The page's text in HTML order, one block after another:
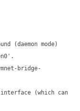
(daemon mode)
bridge-
(which can